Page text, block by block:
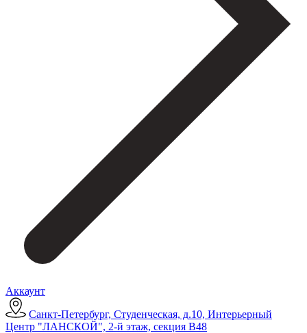
Аккаунт
Санкт-Петербург, Студенческая, д.10, Интерьерный
Центр "ЛАНСКОЙ", 2-й этаж, секция В48